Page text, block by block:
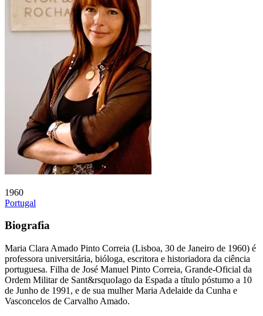
1960
Portugal
Biografia
Maria Clara Amado Pinto Correia (Lisboa, 30 de Janeiro de 1960) é
professora universitária, bióloga, escritora e historiadora da ciência
portuguesa. Filha de José Manuel Pinto Correia, Grande-Oficial da
Ordem Militar de Sant&rsquoIago da Espada a título póstumo a 10
de Junho de 1991, e de sua mulher Maria Adelaide da Cunha e
Vasconcelos de Carvalho Amado.